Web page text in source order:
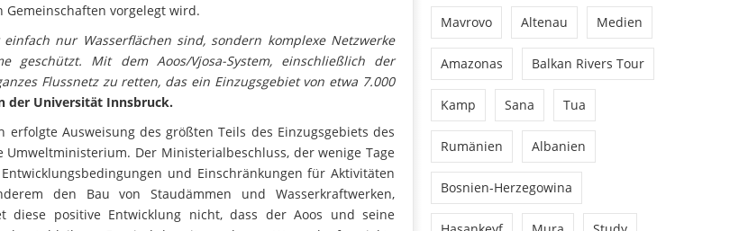
vorgelegt wird.
nur Wasserflächen sind, sondern komplexe Netzwerke
Mit dem Aoos/Vjosa-System, einschließlich der
Flussnetz zu retten, das ein Einzugsgebiet von etwa 7.000
der Universität Innsbruck.
Ausweisung des größten Teils des Einzugsgebiets des
Umweltministerium. Der Ministerialbeschluss, der wenige Tage
und Einschränkungen für Aktivitäten
den Bau von Staudämmen und Wasserkraftwerken,
diese positive Entwicklung nicht, dass der Aoos und seine
Mavrovo Altenau Medien
Amazonas Balkan Rivers Tour
Kamp Sana Tua
Rumänien Albanien
Bosnien-Herzegowina